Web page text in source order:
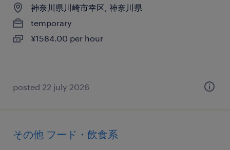
神奈川県川崎市幸区, 神奈川県
temporary
¥1584.00 per hour
posted 22 july 2026
その他 フード・飲食系